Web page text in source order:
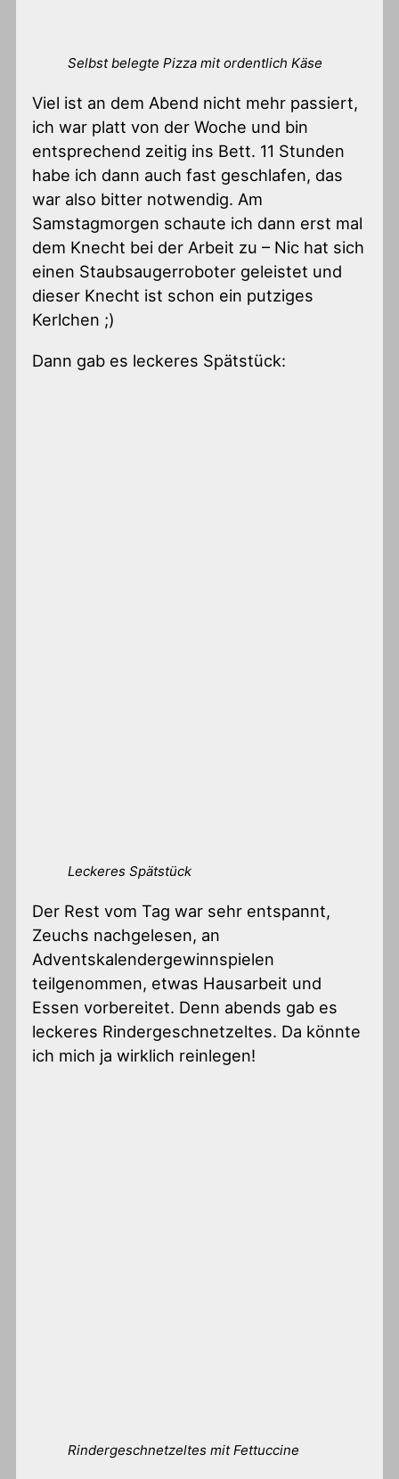
Selbst belegte Pizza mit ordentlich Käse
Viel ist an dem Abend nicht mehr passiert,
ich war platt von der Woche und bin
entsprechend zeitig ins Bett. 11 Stunden
habe ich dann auch fast geschlafen, das
war also bitter notwendig. Am
Samstagmorgen schaute ich dann erst mal
dem Knecht bei der Arbeit zu – Nic hat sich
einen Staubsaugerroboter geleistet und
dieser Knecht ist schon ein putziges
Kerlchen ;)
Dann gab es leckeres Spätstück:
Leckeres Spätstück
Der Rest vom Tag war sehr entspannt,
Zeuchs nachgelesen, an
Adventskalendergewinnspielen
teilgenommen, etwas Hausarbeit und
Essen vorbereitet. Denn abends gab es
leckeres Rindergeschnetzeltes. Da könnte
ich mich ja wirklich reinlegen!
Rindergeschnetzeltes mit Fettuccine